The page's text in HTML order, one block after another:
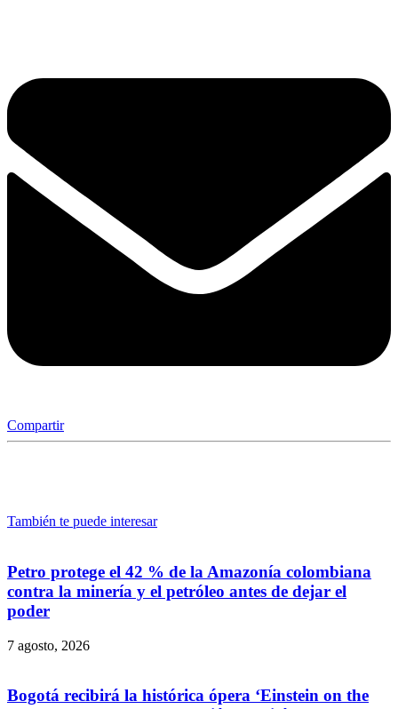
Compartir
También te puede interesar
Petro protege el 42 % de la Amazonía colombiana
contra la minería y el petróleo antes de dejar el
poder
7 agosto, 2026
Bogotá recibirá la histórica ópera ‘Einstein on the